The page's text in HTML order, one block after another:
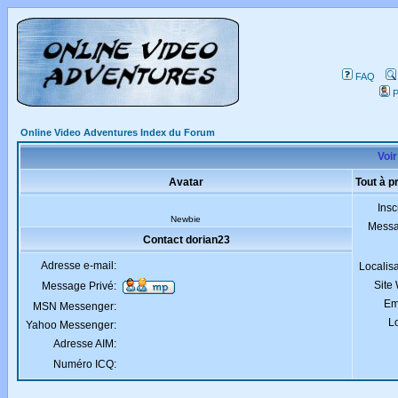
FAQ
Online Video Adventures Index du Forum
Avatar Tout à
Newbie
Site
Contact dorian23
Adresse e-mail:
Message Privé:
MSN Messenger:
Yahoo Messenger:
Adresse AIM:
Numéro ICQ: